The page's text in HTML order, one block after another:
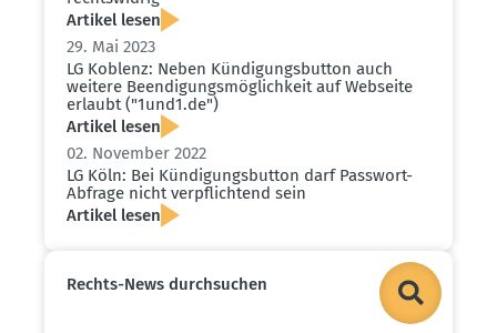
Artikel lesen
29. Mai 2023
LG Koblenz: Neben Kündi­gungs­button auch
weitere Beendi­gungs­mög­lichkeit auf Webseite
erlaubt ("1und1.​de")
Artikel lesen
02. November 2022
LG Köln: Bei Kündi­gungs­button darf Passwort-
Abfrage nicht verpflichtend sein
Artikel lesen
Rechts-News durch­suchen